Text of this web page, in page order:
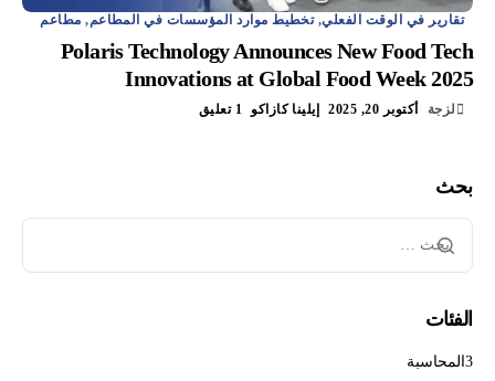
EN
تقارير في الوقت الفعلي,تخطيط موارد المؤسسات في المطاعم, مطاعم
Polaris Technology Announces New Food Tech
Innovations at Global Food Week 2025
لزجة أكتوبر 20, 2025 إيلينا كازاكو 1 تعليق
بحث
الفئات
المحاسبة 3